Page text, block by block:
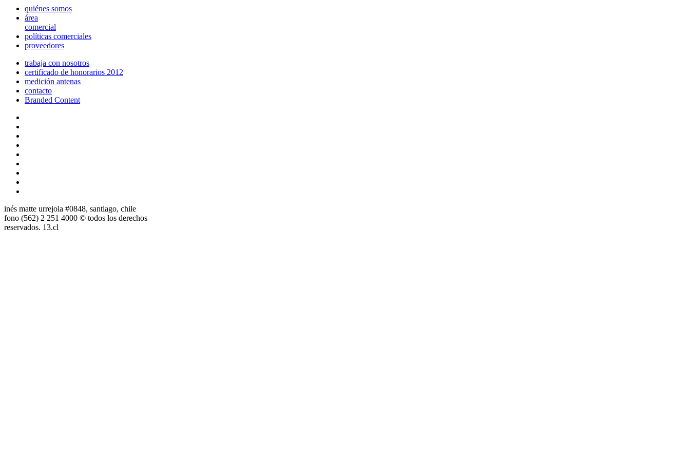
quiénes somos
área
comercial
políticas comerciales
proveedores
trabaja con nosotros
certificado de honorarios 2012
medición antenas
contacto
Branded Content
inés matte urrejola #0848, santiago, chile
fono (562) 2 251 4000 © todos los derechos
reservados. 13.cl